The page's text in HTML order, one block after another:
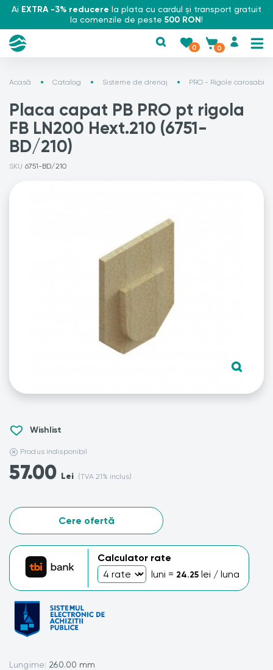
Ai EXTRA -3% reducere la plata cu cardul și transport gratuit
la comenzile de peste 500 RON!
0 0
Acasă Catalog Sisteme de drenaj PRO - Rigole carosabile
Placa capat PB PRO pt rigola
FB LN200 Hext.210 (6751-
BD/210)
SKU 6751-BD/210
Wishlist
Produs indisponibil
57.00 Lei (TVA 21% inclus)
Cere ofertă
Calculator rate
luni = 24.25 lei / luna
Lungime: 260.00 mm